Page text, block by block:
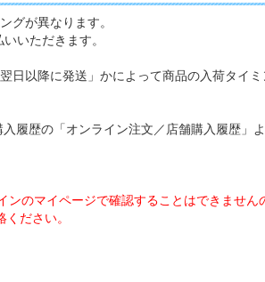
グが異なります。
いただきます。
日以降に発送」かによって商品の入荷タイミ
履歴の「オンライン注文／店舗購入履歴」
のマイページで確認することはできません
ださい。